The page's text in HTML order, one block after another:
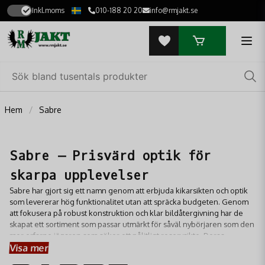
Inkl.moms 010-188 20 20 info@rmjakt.se
Hem Sabre
Sabre – Prisvärd optik för
skarpa upplevelser
Sabre har gjort sig ett namn genom att erbjuda kikarsikten och optik
som levererar hög funktionalitet utan att spräcka budgeten. Genom
att fokusera på robust konstruktion och klar bildåtergivning har de
skapat ett sortiment som passar utmärkt för såväl nybörjaren som den
mer erfarne jägaren som söker ett pålitligt reservsikte. Deras
produkter kännetecknas av användarvänliga inställningar och en
Visa mer